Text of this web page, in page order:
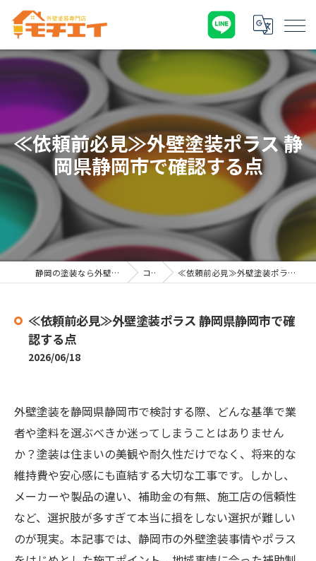
≪依頼前必見≫外壁塗装ポラス 静
岡県静岡市で確認する点
静岡の塗装なら外壁塗装専門店 モチエイ コラム ≪依頼前必見≫外壁塗装ポラス 静岡県静岡市で確認する点
≪依頼前必見≫外壁塗装ポラス 静岡県静岡市で確
認する点
2026/06/18
外壁塗装を静岡県静岡市で検討する際、どんな基準で業
者や塗料を選ぶべきか迷ってしまうことはありません
か？塗装は住まいの美観や耐久性だけでなく、将来的な
維持費や安心感にも直結する大切な工事です。しかし、
メーカーや製品の違い、補助金の有無、施工店の信頼性
など、選択肢が多すぎて本当に損をしない選択が難しい
のが現実。本記事では、静岡市の外壁塗装事情やポラス